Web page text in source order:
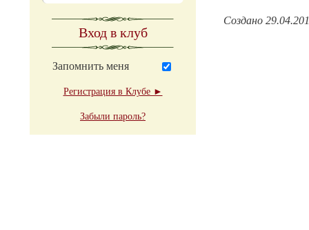
Вход в клуб
Запомнить меня
Регистрация в Клубе ►
Забыли пароль?
Создано